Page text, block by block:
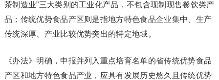
茶制造业”三大类别的工业化产品，不包含现制现售餐饮类产
品；传统优势食品产区则是指地方特色食品企业集中、生产
传统深厚、产业比较优势突出的特定地域。
《办法》明确，申报并列入重点培育名单的省传统优势食品
产区和地方特色食品产业，应具有发展历史悠久且传统优势